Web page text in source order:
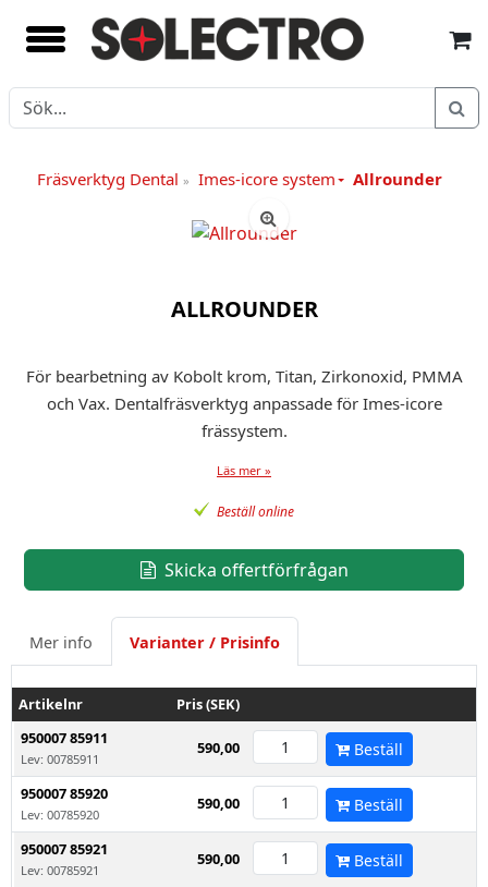
Fräsverktyg Dental » Imes-icore system Allrounder
ALLROUNDER
För bearbetning av Kobolt krom, Titan, Zirkonoxid, PMMA
och Vax. Dentalfräsverktyg anpassade för Imes-icore
frässystem.
Läs mer »
Beställ online
Skicka offertförfrågan
Mer info Varianter / Prisinfo
Artikelnr
Pris (SEK)
950007 85911
Lev: 00785911
590,00 Beställ
950007 85920
Lev: 00785920
590,00 Beställ
950007 85921
Lev: 00785921
590,00 Beställ